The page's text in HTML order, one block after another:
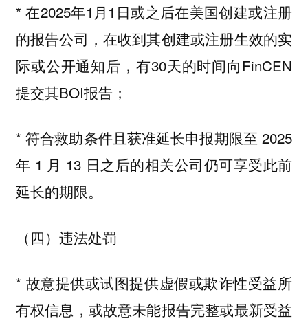
* 在2025年1月1日或之后在美国创建或注册
的报告公司，在收到其创建或注册生效的实
际或公开通知后，有30天的时间向FinCEN
提交其BOI报告；
* 符合救助条件且获准延长申报期限至 2025
年 1 月 13 日之后的相关公司仍可享受此前
延长的期限。
（四）违法处罚
* 故意提供或试图提供虚假或欺诈性受益所
有权信息，或故意未能报告完整或最新受益